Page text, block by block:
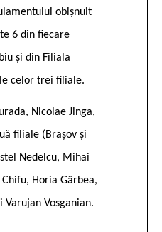
obișnuit
6 din fiecare
și din Filiala
celor trei filiale.
Nicolae Jinga,
filiale (Brașov și
Nedelcu, Mihai
Horia Gârbea,
Vosganian.